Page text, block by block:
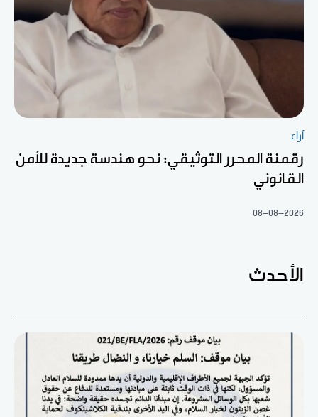
آراء
رقمنة المحرر التوثيقي: نحو هندسة جديدة للأمن
القانوني
08-08-2026
الأحدث